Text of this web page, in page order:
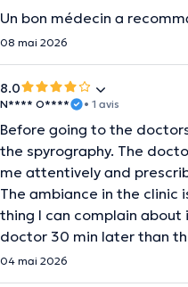
Un bon médecin a
08 mai 2026
8.0
N**** O**** • 1 avis
Before going to the
the spyrography. The
me attentively and
The ambiance in the clinic
thing I can complain
doctor 30 min later than
04 mai 2026